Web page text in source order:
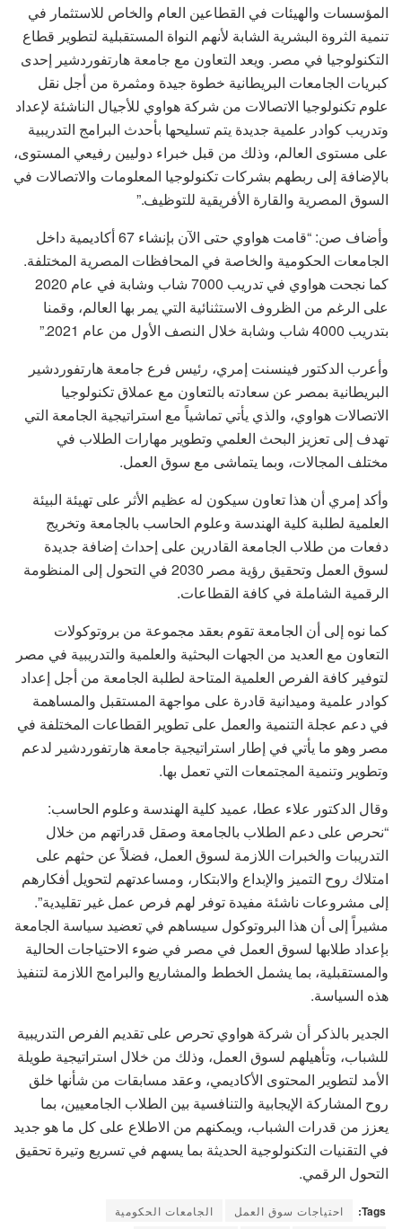
المؤسسات والهيئات في القطاعين العام والخاص للاستثمار في
تنمية الثروة البشرية الشابة لأنهم النواة المستقبلية لتطوير قطاع
التكنولوجيا في مصر. ويعد التعاون مع جامعة هارتفوردشير إحدى
كبريات الجامعات البريطانية خطوة جيدة ومثمرة من أجل نقل
علوم تكنولوجيا الاتصالات من شركة هواوي للأجيال الناشئة لإعداد
وتدريب كوادر علمية جديدة يتم تسليحها بأحدث البرامج التدريبية
على مستوى العالم، وذلك من قبل خبراء دوليين رفيعي المستوى،
بالإضافة إلى ربطهم بشركات تكنولوجيا المعلومات والاتصالات في
السوق المصرية والقارة الأفريقية للتوظيف.”
وأضاف صن: “قامت هواوي حتى الآن بإنشاء 67 أكاديمية داخل
الجامعات الحكومية والخاصة في المحافظات المصرية المختلفة.
كما نجحت هواوي في تدريب 7000 شاب وشابة في عام 2020
على الرغم من الظروف الاستثنائية التي يمر بها العالم، وقمنا
بتدريب 4000 شاب وشابة خلال النصف الأول من عام 2021.”
وأعرب الدكتور فينسنت إمري، رئيس فرع جامعة هارتفوردشير
البريطانية بمصر عن سعادته بالتعاون مع عملاق تكنولوجيا
الاتصالات هواوي، والذي يأتي تماشياً مع استراتيجية الجامعة التي
تهدف إلى تعزيز البحث العلمي وتطوير مهارات الطلاب في
مختلف المجالات، وبما يتماشى مع سوق العمل.
وأكد إمري أن هذا تعاون سيكون له عظيم الأثر على تهيئة البيئة
العلمية لطلبة كلية الهندسة وعلوم الحاسب بالجامعة وتخريج
دفعات من طلاب الجامعة القادرين على إحداث إضافة جديدة
لسوق العمل وتحقيق رؤية مصر 2030 في التحول إلى المنظومة
الرقمية الشاملة في كافة القطاعات.
كما نوه إلى أن الجامعة تقوم بعقد مجموعة من بروتوكولات
التعاون مع العديد من الجهات البحثية والعلمية والتدريبية في مصر
لتوفير كافة الفرص العلمية المتاحة لطلبة الجامعة من أجل إعداد
كوادر علمية وميدانية قادرة على مواجهة المستقبل والمساهمة
في دعم عجلة التنمية والعمل على تطوير القطاعات المختلفة في
مصر وهو ما يأتي في إطار استراتيجية جامعة هارتفوردشير لدعم
وتطوير وتنمية المجتمعات التي تعمل بها.
وقال الدكتور علاء عطا، عميد كلية الهندسة وعلوم الحاسب:
“نحرص على دعم الطلاب بالجامعة وصقل قدراتهم من خلال
التدريبات والخبرات اللازمة لسوق العمل، فضلاً عن حثهم على
امتلاك روح التميز والإبداع والابتكار، ومساعدتهم لتحويل أفكارهم
إلى مشروعات ناشئة مفيدة توفر لهم فرص عمل غير تقليدية”.
مشيراً إلى أن هذا البروتوكول سيساهم في تعضيد سياسة الجامعة
بإعداد طلابها لسوق العمل في مصر في ضوء الاحتياجات الحالية
والمستقبلية، بما يشمل الخطط والمشاريع والبرامج اللازمة لتنفيذ
هذه السياسة.
الجدير بالذكر أن شركة هواوي تحرص على تقديم الفرص التدريبية
للشباب، وتأهيلهم لسوق العمل، وذلك من خلال استراتيجية طويلة
الأمد لتطوير المحتوى الأكاديمي، وعقد مسابقات من شأنها خلق
روح المشاركة الإيجابية والتنافسية بين الطلاب الجامعيين، بما
يعزز من قدرات الشباب، ويمكنهم من الاطلاع على كل ما هو جديد
في التقنيات التكنولوجية الحديثة بما يسهم في تسريع وتيرة تحقيق
التحول الرقمي.
Tags: احتياجات سوق العمل الجامعات الحكومية